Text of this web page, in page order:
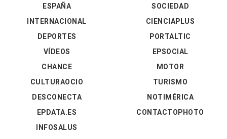
ESPAÑA
INTERNACIONAL
DEPORTES
VÍDEOS
SOCIEDAD
CIENCIAPLUS
PORTALTIC
EPSOCIAL
CHANCE
CULTURAOCIO
DESCONECTA
EPDATA.ES
INFOSALUS
MOTOR
TURISMO
NOTIMÉRICA
CONTACTOPHOTO